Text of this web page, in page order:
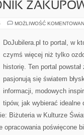
MOŻLIWOŚĆ
DoJubilera.pl to portal, w
czymś więcej niż tylko
historię. Ten portal
pasjonują się światem
informacji, modowych
tipów, jak wybierać idealne
Biżuteria w Kulturze
opracowania poświęcone